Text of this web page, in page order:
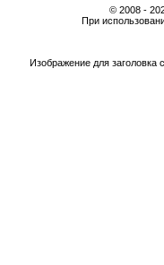
© 2008 -
При
Изображение для